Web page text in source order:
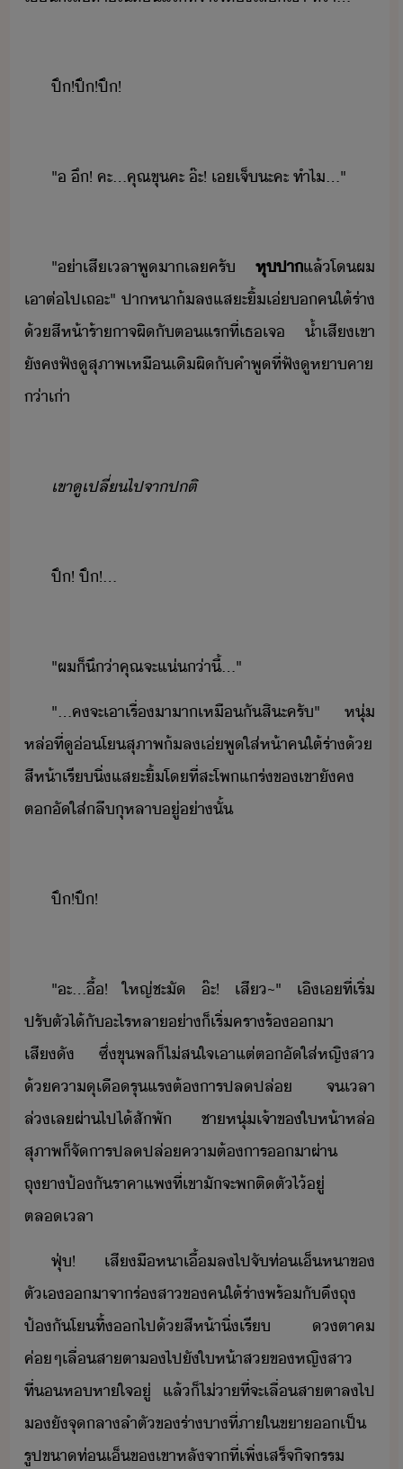
ปึ​!​ปึ​!​ปึ​!
"​ ​ึ​!​ ​คะ​...​คุณ​ขุ​คะ​ ​๊ะ​!​ ​เ​เจ็​ะคะ​ ​ทำไ​...​"
"​่า​เสีเลา​พูา​เล​ครั​ หุปาแล้​โ​ผ​
เา​ต่ไป​เถะ​"​ ​ปา​หา​้​ล​แสะ​ิ้​เ่​​คใต้​ร่า​
้​สีห้า​ร้าาจ​ผิ​ั​ตแร​ที่​เธ​เจ​ ​้ำเสี​เขา​
ัค​ฟั​ู​สุภาพ​เหืเิ​ผิ​ั​คำพู​ที่​ฟั​ู​หาคา​
่า​เ่า
เขา​ู​เปลี่ไป​จา​ปติ
ปึ​!​ ​ปึ​!​...
"​ผ​็​ึ​่า​คุณ​จะ​แ่​่าี​้​...​"
"​...​คจะ​เาเรื่​าา​เหืั​สิะ​ครั​"​ ​หุ่​
หล่​ที่​ู​่โ​สุภาพ​้ล​เ่​พูใส่ห้า​คใต้​ร่า​้​
สีห้า​เรี​ิ่​แสะ​ิ้​โที่​สะโพ​แร่​ข​เขา​ัค​
ต​ั​ใส่​ลี​ุหลา​ู่​่าั้
ปึ​!​ปึ​!
"​ะ​...​ื้​!​ ​ใหญ่​ชะั​ ​๊ะ​!​ ​เสี​~​"​ ​เิ​เ​ที่​เริ่​
ปรัตั​ไ้​ั​ะไร​หลา่า​็​เริ่​ครา​ร้​า​
เสีั​ ​ซึ่​ขุพล​็​ไ่ส​ใจ​เาแต่​ต​ั​ใส่​หญิสา​
้​คา​ุเื​รุแร​ต้าร​ปลปล่​ ​จ​เลา​
ล่เล​ผ่า​ไป​ไ้​สัพั​ ​ชาหุ่​เจ้าข​ให้า​หล่​
สุภาพ​็​จัาร​ปลปล่​คาต้าร​า​ผ่า​
ถุา​ป้ั​ราคาแพ​ที่​เขา​ัจะ​พ​ติตั​ไ้​ู่​
ตลเลา
ฟุ่​!​ ​เสี​ื​หา​เื้​ล​ไป​จั​ท่​เ็​หา​ข​
ตัเ​า​จา​ร่​สา​ข​คใต้​ร่า​พร้ั​ึ​ถุ​
ป้ั​โทิ้​​ไป​้​สีห้า​ิ่​เรี​ ​ตา​ค​
ค่ๆ​เลื่​สาตา​​ไป​ั​ให้า​ส​ข​หญิสา​
ที่​ห​หาใจ​ู่​ ​แล้็​ไ่า​ที่จะ​เลื่​สาตา​ล​ไป​
​ั​จุ​ลาลำตั​ข​ร่า​าที​่​ภาใ​ขา​​เป็​
รูป​ขา​ท่​เ็​ข​เขา​หลัจาที่​เพิ่​เสร็จิจ​รร​